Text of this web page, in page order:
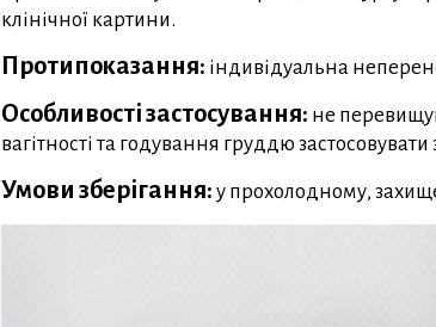
клінічної картини.
Протипоказання: індивідуальна
Особливості застосування: не
вагітності та годування груддю
Умови зберігання: у прохолодному,